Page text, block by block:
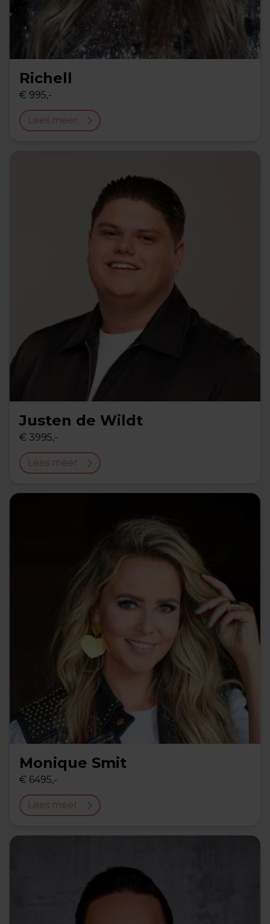
Richell
€ 995,-
Lees meer
Justen de Wildt
€ 3995,-
Lees meer
Monique Smit
€ 6495,-
Lees meer